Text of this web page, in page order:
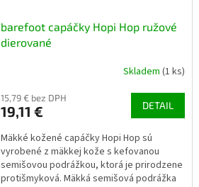
barefoot capáčky Hopi Hop ružové
dierované
Skladem (1 ks)
15,79 € bez DPH
19,11 € DETAIL
Mäkké kožené capáčky Hopi Hop sú
vyrobené z mäkkej kože s kefovanou
semišovou podrážkou, ktorá je prirodzene
protišmyková. Mäkká semišová podrážka